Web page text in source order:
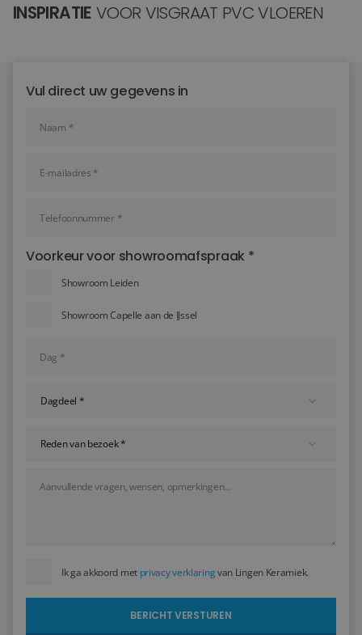
INSPIRATIE VOOR VISGRAAT PVC VLOEREN
Vul direct uw gegevens in
Voorkeur voor showroomafspraak *
Showroom Leiden
Showroom Capelle aan de IJssel
Ik ga akkoord met privacy verklaringvan Lingen Keramiek.